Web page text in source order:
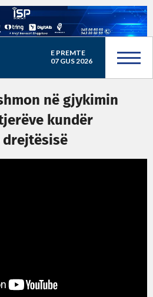
E PREMTE
07 GUS 2026
në gjykimin
kundër